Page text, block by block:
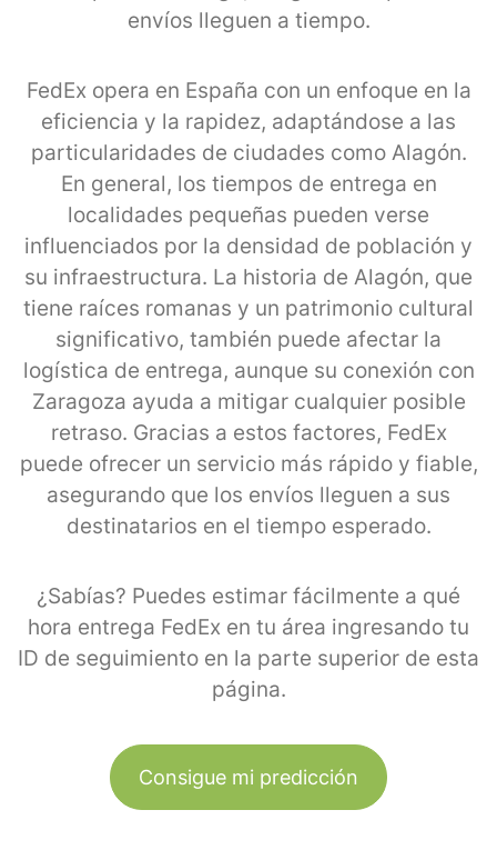
envíos lleguen a tiempo.
FedEx opera en España con un enfoque en la
eficiencia y la rapidez, adaptándose a las
particularidades de ciudades como Alagón.
En general, los tiempos de entrega en
localidades pequeñas pueden verse
influenciados por la densidad de población y
su infraestructura. La historia de Alagón, que
tiene raíces romanas y un patrimonio cultural
significativo, también puede afectar la
logística de entrega, aunque su conexión con
Zaragoza ayuda a mitigar cualquier posible
retraso. Gracias a estos factores, FedEx
puede ofrecer un servicio más rápido y fiable,
asegurando que los envíos lleguen a sus
destinatarios en el tiempo esperado.
¿Sabías? Puedes estimar fácilmente a qué
hora entrega FedEx en tu área ingresando tu
ID de seguimiento en la parte superior de esta
página.
Consigue mi predicción